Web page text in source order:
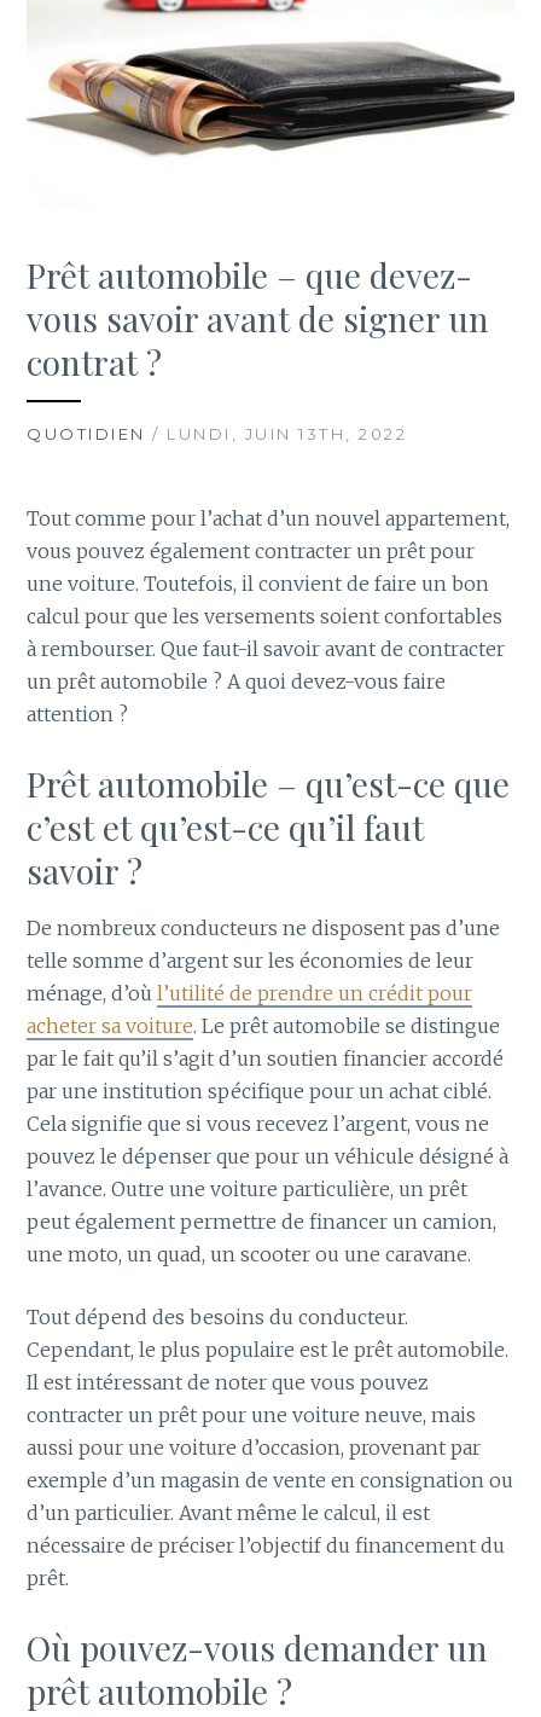
Prêt automobile – que devez-
vous savoir avant de signer un
contrat ?
QUOTIDIEN / LUNDI, JUIN 13TH, 2022
Tout comme pour l’achat d’un nouvel appartement,
vous pouvez également contracter un prêt pour
une voiture. Toutefois, il convient de faire un bon
calcul pour que les versements soient confortables
à rembourser. Que faut-il savoir avant de contracter
un prêt automobile ? A quoi devez-vous faire
attention ?
Prêt automobile – qu’est-ce que
c’est et qu’est-ce qu’il faut
savoir ?
De nombreux conducteurs ne disposent pas d’une
telle somme d’argent sur les économies de leur
ménage, d’oùl’utilité de prendre un crédit pour
acheter sa voiture. Le prêt automobile se distingue
par le fait qu’il s’agit d’un soutien financier accordé
par une institution spécifique pour un achat ciblé.
Cela signifie que si vous recevez l’argent, vous ne
pouvez le dépenser que pour un véhicule désigné à
l’avance. Outre une voiture particulière, un prêt
peut également permettre de financer un camion,
une moto, un quad, un scooter ou une caravane.
Tout dépend des besoins du conducteur.
Cependant, le plus populaire est le prêt automobile.
Il est intéressant de noter que vous pouvez
contracter un prêt pour une voiture neuve, mais
aussi pour une voiture d’occasion, provenant par
exemple d’un magasin de vente en consignation ou
d’un particulier. Avant même le calcul, il est
nécessaire de préciser l’objectif du financement du
prêt.
Où pouvez-vous demander un
prêt automobile ?